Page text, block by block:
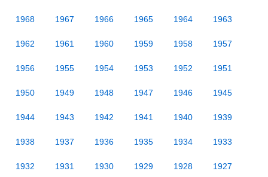
1968 1967 1966 1965 1964 1963
1962 1961 1960 1959 1958 1957
1956 1955 1954 1953 1952 1951
1950 1949 1948 1947 1946 1945
1944 1943 1942 1941 1940 1939
1938 1937 1936 1935 1934 1933
1932 1931 1930 1929 1928 1927